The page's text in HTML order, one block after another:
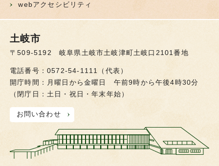
webアクセシビリティ
土岐市
〒509-5192 岐阜県土岐市土岐津町土岐口2101番地
電話番号：0572-54-1111（代表）
開庁時間：月曜日から金曜日 午前9時から午後4時30分
（閉庁日：土日・祝日・年末年始）
お問い合わせ